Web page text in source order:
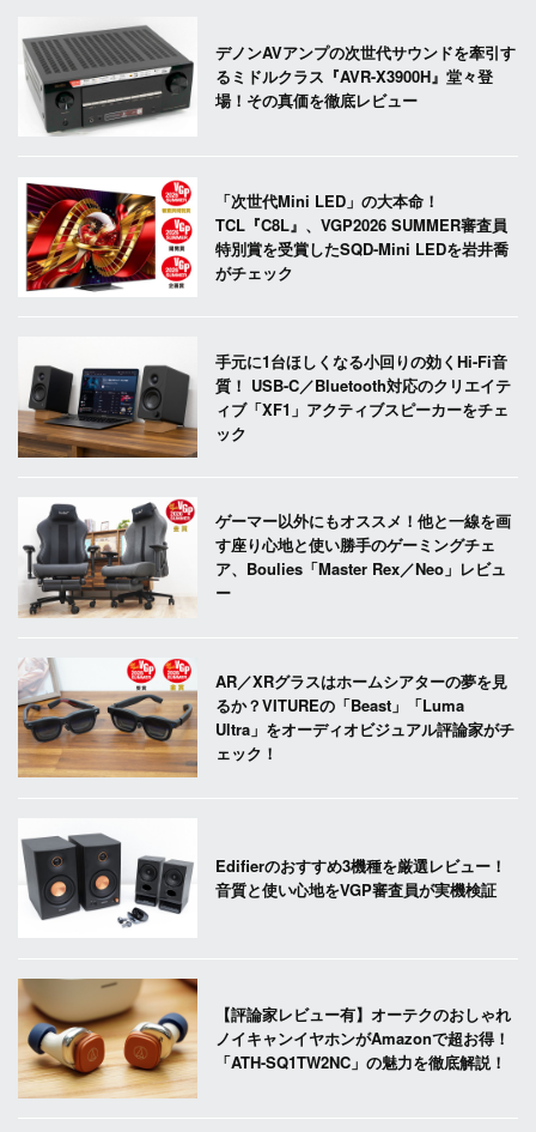
デノンAVアンプの次世代サウンドを牽引す
るミドルクラス『AVR-X3900H』堂々登
場！その真価を徹底レビュー
「次世代Mini LED」の大本命！
TCL『C8L』、VGP2026 SUMMER審査員
特別賞を受賞したSQD-Mini LEDを岩井喬
がチェック
手元に1台ほしくなる小回りの効くHi-Fi音
質！ USB-C／Bluetooth対応のクリエイテ
ィブ「XF1」アクティブスピーカーをチェ
ック
ゲーマー以外にもオススメ！他と一線を画
す座り心地と使い勝手のゲーミングチェ
ア、Boulies「Master Rex／Neo」レビュ
ー
AR／XRグラスはホームシアターの夢を見
るか？VITUREの「Beast」「Luma
Ultra」をオーディオビジュアル評論家がチ
ェック！
Edifierのおすすめ3機種を厳選レビュー！
音質と使い心地をVGP審査員が実機検証
【評論家レビュー有】オーテクのおしゃれ
ノイキャンイヤホンがAmazonで超お得！
「ATH-SQ1TW2NC」の魅力を徹底解説！